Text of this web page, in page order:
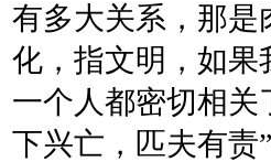
有多大关系，那是
化，指文明，如果
一个人都密切相关
下兴亡，匹夫有责